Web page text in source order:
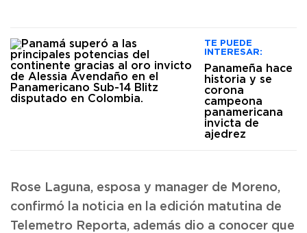
TE PUEDE
INTERESAR:
Panameña hace
historia y se
corona
campeona
panamericana
invicta de
ajedrez
Rose Laguna, esposa y manager de Moreno,
confirmó la noticia en la edición matutina de
Telemetro Reporta, además dio a conocer que